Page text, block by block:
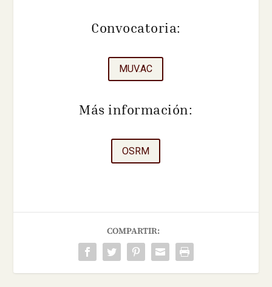
Convocatoria:
MUV.AC
Más información:
OSRM
COMPARTIR: